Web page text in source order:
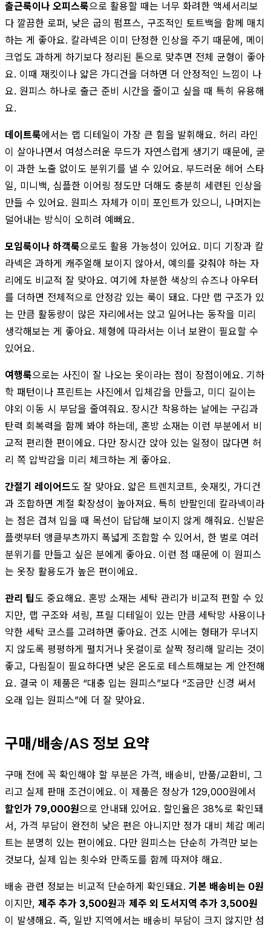
출근룩이나 오피스룩으로 활용할 때는 너무 화려한 액세서리보
다 깔끔한 로퍼, 낮은 굽의 펌프스, 구조적인 토트백을 함께 매치
하는 게 좋아요. 칼라넥은 이미 단정한 인상을 주기 때문에, 메이
크업도 과하게 하기보다 정리된 톤으로 맞추면 전체 균형이 좋아
요. 이때 재킷이나 얇은 가디건을 더하면 더 안정적인 느낌이 나
요. 원피스 하나로 출근 준비 시간을 줄이고 싶을 때 특히 유용해
요.
데이트룩에서는 랩 디테일이 가장 큰 힘을 발휘해요. 허리 라인
이 살아나면서 여성스러운 무드가 자연스럽게 생기기 때문에, 굳
이 과한 노출 없이도 분위기를 낼 수 있어요. 부드러운 헤어 스타
일, 미니백, 심플한 이어링 정도만 더해도 충분히 세련된 인상을
만들 수 있어요. 원피스 자체가 이미 포인트가 있으니, 나머지는
덜어내는 방식이 오히려 예뻐요.
모임룩이나 하객룩으로도 활용 가능성이 있어요. 미디 기장과 칼
라넥은 과하게 캐주얼해 보이지 않아서, 예의를 갖춰야 하는 자
리에도 비교적 잘 맞아요. 여기에 차분한 색상의 슈즈나 아우터
를 더하면 전체적으로 안정감 있는 룩이 돼요. 다만 랩 구조가 있
는 만큼 활동량이 많은 자리에서는 앉고 일어나는 동작을 미리
생각해보는 게 좋아요. 체형에 따라서는 이너 보완이 필요할 수
있어요.
여행룩으로는 사진이 잘 나오는 옷이라는 점이 장점이에요. 기하
학 패턴이나 프린트는 사진에서 입체감을 만들고, 미디 길이는
야외 이동 시 부담을 줄여줘요. 장시간 착용하는 날에는 구김과
탄력 회복력을 함께 봐야 하는데, 혼방 소재는 이런 부분에서 비
교적 편리한 편이에요. 다만 장시간 앉아 있는 일정이 많다면 허
리 쪽 압박감을 미리 체크하는 게 좋아요.
간절기 레이어드도 잘 맞아요. 얇은 트렌치코트, 숏재킷, 가디건
과 조합하면 계절 확장성이 높아져요. 특히 반팔인데 칼라넥이라
는 점은 겹쳐 입을 때 목선이 답답해 보이지 않게 해줘요. 신발은
플랫부터 앵클부츠까지 폭넓게 조합할 수 있어서, 한 벌로 여러
분위기를 만들고 싶은 분에게 좋아요. 이런 점 때문에 이 원피스
는 옷장 활용도가 높은 편이에요.
관리 팁도 중요해요. 혼방 소재는 세탁 관리가 비교적 편할 수 있
지만, 랩 구조와 셔링, 프릴 디테일이 있는 만큼 세탁망 사용이나
약한 세탁 코스를 고려하면 좋아요. 건조 시에는 형태가 무너지
지 않도록 평평하게 펼치거나 옷걸이로 살짝 정리해 말리는 것이
좋고, 다림질이 필요하다면 낮은 온도로 테스트해보는 게 안전해
요. 결국 이 제품은 “대충 입는 원피스”보다 “조금만 신경 써서
오래 입는 원피스”에 더 잘 맞아요.
구매/배송/AS 정보 요약
구매 전에 꼭 확인해야 할 부분은 가격, 배송비, 반품/교환비, 그
리고 실제 판매 조건이에요. 이 제품은 정상가 129,000원에서
할인가 79,000원으로 안내돼 있어요. 할인율은 38%로 확인돼
서, 가격 부담이 완전히 낮은 편은 아니지만 정가 대비 체감 메리
트는 분명히 있는 편이에요. 다만 원피스는 단순히 가격만 보는
것보다, 실제 입는 횟수와 만족도를 함께 따져야 해요.
배송 관련 정보는 비교적 단순하게 확인돼요. 기본 배송비는 0원
이지만, 제주 추가 3,500원과 제주 외 도서지역 추가 3,500원
이 발생해요. 즉, 일반 지역에서는 배송비 부담이 크지 않지만 섬